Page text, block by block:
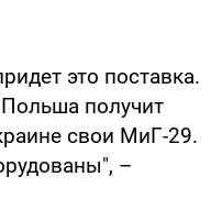
это поставка.
Польша получит
свои МиГ-29.
–